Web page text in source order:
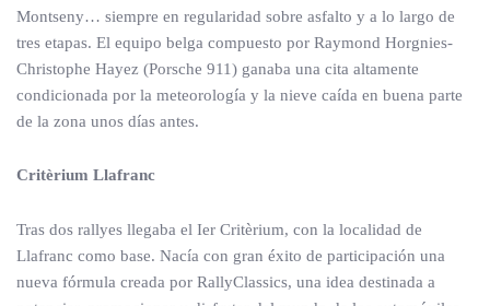
Montseny… siempre en regularidad sobre asfalto y a lo largo de
tres etapas. El equipo belga compuesto por Raymond Horgnies-
Christophe Hayez (Porsche 911) ganaba una cita altamente
condicionada por la meteorología y la nieve caída en buena parte
de la zona unos días antes.
Critèrium Llafranc
Tras dos rallyes llegaba el Ier Critèrium, con la localidad de
Llafranc como base. Nacía con gran éxito de participación una
nueva fórmula creada por RallyClassics, una idea destinada a